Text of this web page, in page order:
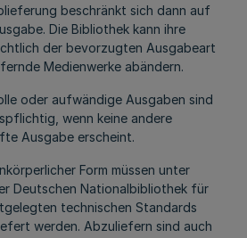
beschränkt sich dann auf
Die Bibliothek kann ihre
der bevorzugten Ausgabeart
Medienwerke abändern.
oder aufwändige Ausgaben sind
wenn keine andere
Ausgabe erscheint.
Form müssen unter
Deutschen Nationalbibliothek für
technischen Standards
werden. Abzuliefern sind auch